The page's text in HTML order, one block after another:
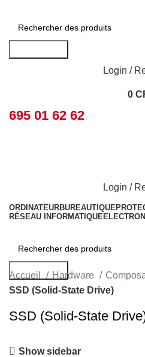
Login /
0
695 01 62 62
Login /
ORDINATEURBUREAUTIQUE
RÉSEAU INFORMATIQUE
Rechercher
Accueil Hardware
SSD (Solid-State Drive)
SSD (Solid-State
Show sidebar